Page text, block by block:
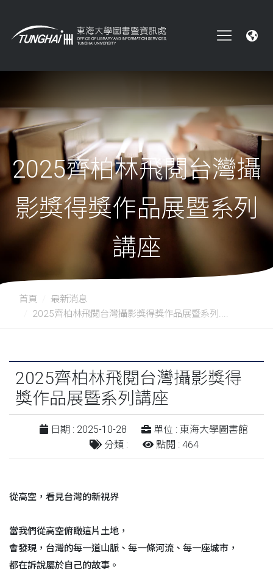
2025齊柏林飛閱台灣攝
影獎得獎作品展暨系列
講座
首頁
最新消息
2025齊柏林飛閱台灣攝影獎得獎作品展暨系列....
2025齊柏林飛閱台灣攝影獎得
獎作品展暨系列講座
日期 : 2025-10-28
單位 : 東海大學圖書館
分類 :
點閱 : 464
從高空，看見台灣的新視界
當我們從高空俯瞰這片土地，
會發現，台灣的每一道山脈、每一條河流、每一座城市，
都在訴說屬於自己的故事。